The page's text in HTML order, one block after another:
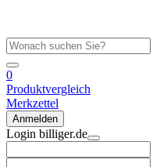
0
Produktvergleich
Merkzettel
Anmelden
Login billiger.de